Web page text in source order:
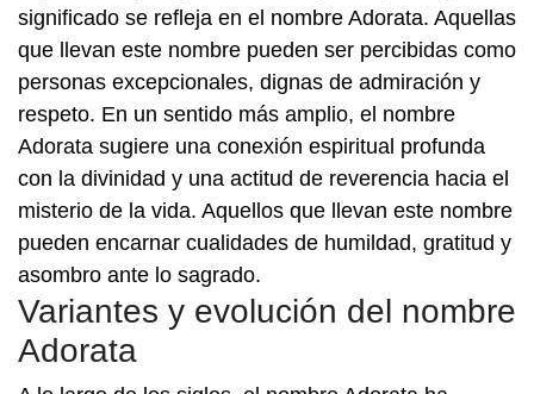
significado se refleja en el nombre Adorata. Aquellas
que llevan este nombre pueden ser percibidas como
personas excepcionales, dignas de admiración y
respeto. En un sentido más amplio, el nombre
Adorata sugiere una conexión espiritual profunda
con la divinidad y una actitud de reverencia hacia el
misterio de la vida. Aquellos que llevan este nombre
pueden encarnar cualidades de humildad, gratitud y
asombro ante lo sagrado.
Variantes y evolución del nombre
Adorata